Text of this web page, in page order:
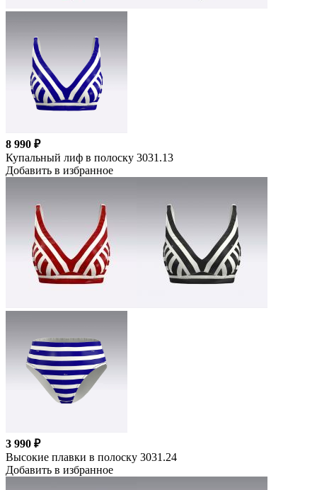
8 990 ₽
Купальный лиф в полоску 3031.13
Добавить в избранное
3 990 ₽
Высокие плавки в полоску 3031.24
Добавить в избранное